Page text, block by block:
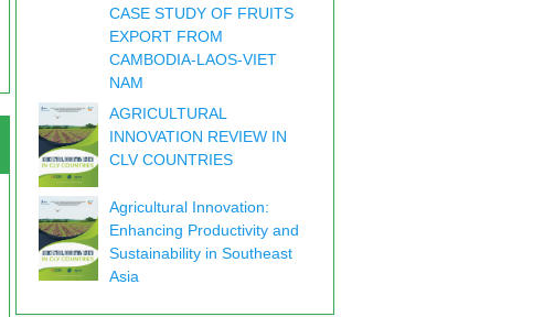
CASE STUDY OF FRUITS
EXPORT FROM
CAMBODIA-LAOS-VIET
NAM
AGRICULTURAL
INNOVATION REVIEW IN
CLV COUNTRIES
Agricultural Innovation:
Enhancing Productivity and
Sustainability in Southeast
Asia